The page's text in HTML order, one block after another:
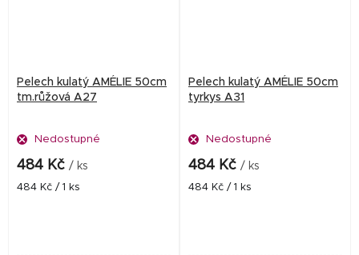
Pelech kulatý AMÉLIE 50cm
tm.růžová A27
Nedostupné
484 Kč / ks
Měrná
484 Kč / 1 ks
Pelech kulatý AMÉLIE 50cm
tyrkys A31
Nedostupné
484 Kč / ks
Měrná
484 Kč / 1 ks